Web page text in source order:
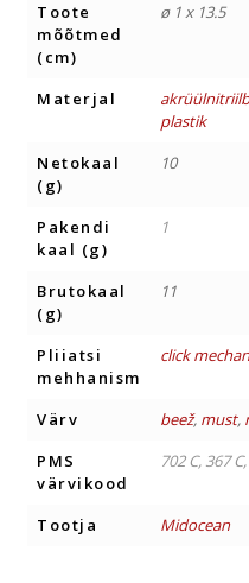
Toote
mõõtmed
(cm)
ø 1 x 13.5
Materjal
plastik
Netokaal
(g)
10
Pakendi
kaal (g)
1
Brutokaal
(g)
11
Pliiatsi
mehhanism
click
Värv beež, must,
PMS
värvikood
702 C, 367
Tootja Midocean